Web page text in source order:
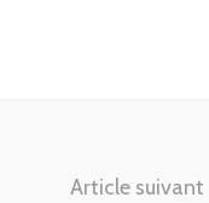
Article suivant